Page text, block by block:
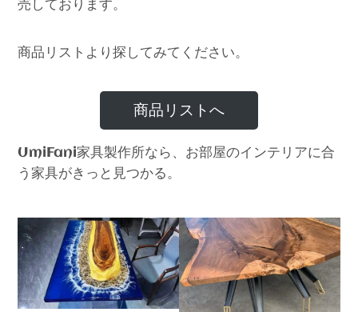
売しております。
商品リストより探してみてください。
商品リストへ
UmiFani家具製作所なら、お部屋のインテリアに合
う家具がきっと見つかる。